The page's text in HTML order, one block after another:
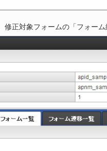
修正対象フォームの「フォー